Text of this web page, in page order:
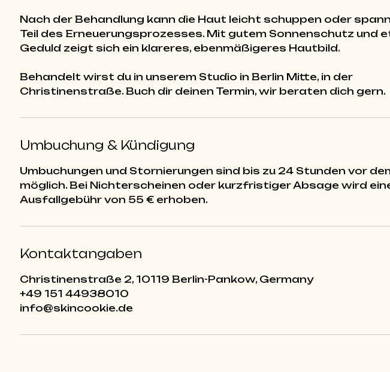
Nach der Behandlung kann die Haut leicht schuppen oder
Teil des Erneuerungsprozesses. Mit gutem Sonnenschutz und
Geduld zeigt sich ein klareres, ebenmäßigeres Hautbild.
Behandelt wirst du in unserem Studio in Berlin Mitte, in der
Christinenstraße. Buch dir deinen Termin, wir beraten dich gern.
Umbuchung & Kündigung
Umbuchungen und Stornierungen sind bis zu 24 Stunden vor
möglich. Bei Nichterscheinen oder kurzfristiger Absage wird
Kontaktangaben
Christinenstraße 2, 10119 Berlin-Pankow, Germany
+49 151 44938010
info@skincookie.de